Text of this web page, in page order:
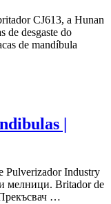
CJ613, a Hunan
de desgaste do
de mandíbula
|
Pulverizador Industry
мелници. Britador de
…